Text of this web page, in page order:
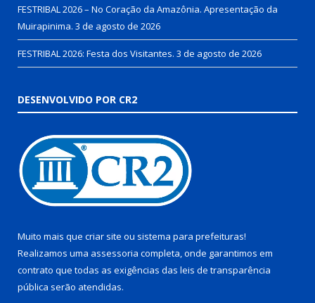
FESTRIBAL 2026 – No Coração da Amazônia. Apresentação da
Muirapinima. 3 de agosto de 2026
FESTRIBAL 2026: Festa dos Visitantes. 3 de agosto de 2026
DESENVOLVIDO POR CR2
Muito mais que criar site ou sistema para prefeituras!
Realizamos uma assessoria completa, onde garantimos em
contrato que todas as exigências das leis de transparência
pública serão atendidas.